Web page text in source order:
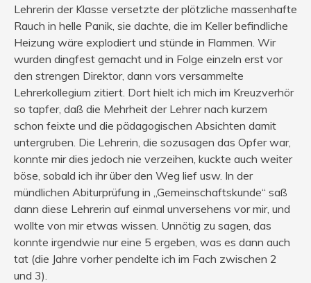
Lehrerin der Klasse versetzte der plötzliche massenhafte
Rauch in helle Panik, sie dachte, die im Keller befindliche
Heizung wäre explodiert und stünde in Flammen. Wir
wurden dingfest gemacht und in Folge einzeln erst vor
den strengen Direktor, dann vors versammelte
Lehrerkollegium zitiert. Dort hielt ich mich im Kreuzverhör
so tapfer, daß die Mehrheit der Lehrer nach kurzem
schon feixte und die pädagogischen Absichten damit
untergruben. Die Lehrerin, die sozusagen das Opfer war,
konnte mir dies jedoch nie verzeihen, kuckte auch weiter
böse, sobald ich ihr über den Weg lief usw. In der
mündlichen Abiturprüfung in „Gemeinschaftskunde“ saß
dann diese Lehrerin auf einmal unversehens vor mir, und
wollte von mir etwas wissen. Unnötig zu sagen, das
konnte irgendwie nur eine 5 ergeben, was es dann auch
tat (die Jahre vorher pendelte ich im Fach zwischen 2
und 3).